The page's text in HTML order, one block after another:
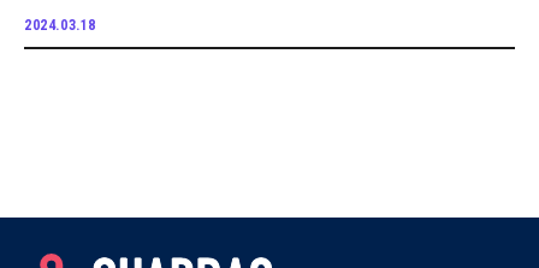
2024.03.18